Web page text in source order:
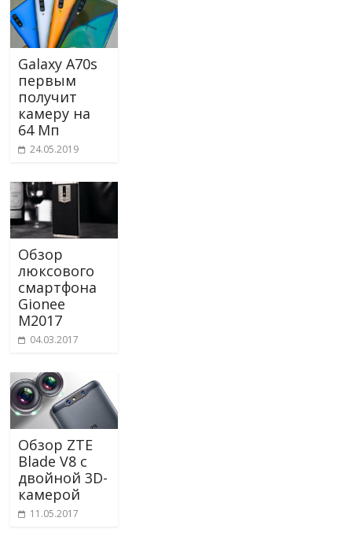
Galaxy A70s
первым
получит
камеру на
64 Мп
24.05.2019
Обзор
люксового
смартфона
Gionee
M2017
04.03.2017
Обзор ZTE
Blade V8 с
двойной 3D-
камерой
11.05.2017